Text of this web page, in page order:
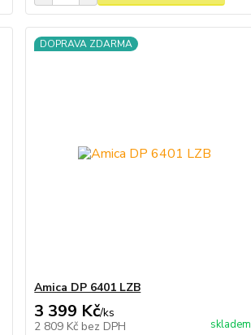
DOPRAVA ZDARMA
Amica DP 6401 LZB
3 399 Kč/ks
2 809 Kč bez DPH skladem